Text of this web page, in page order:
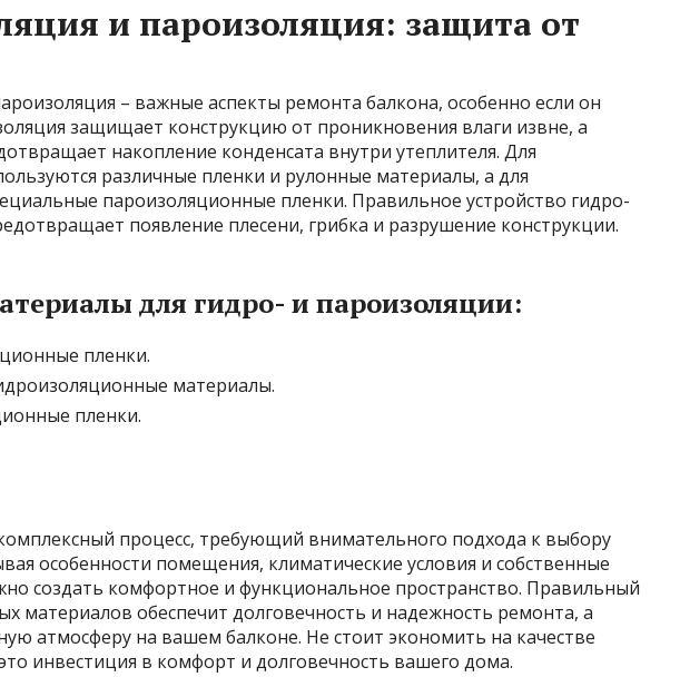
и пароизоляция: защита от
– важные аспекты ремонта балкона, особенно если он
защищает конструкцию от проникновения влаги извне, а
накопление конденсата внутри утеплителя. Для
различные пленки и рулонные материалы, а для
пароизоляционные пленки. Правильное устройство гидро-
появление плесени, грибка и разрушение конструкции.
для гидро- и пароизоляции:
пленки.
материалы.
пленки.
процесс, требующий внимательного подхода к выбору
особенности помещения, климатические условия и собственные
создать комфортное и функциональное пространство. Правильный
материалов обеспечит долговечность и надежность ремонта, а
атмосферу на вашем балконе. Не стоит экономить на качестве
инвестиция в комфорт и долговечность вашего дома.